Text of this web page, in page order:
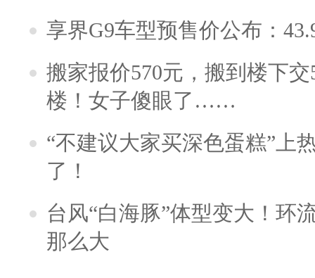
享界G9车型预售价公布：
搬家报价570元，搬到楼下
楼！女子傻眼了……
“不建议大家买深色蛋糕”上
了！
台风“白海豚”体型变大！环
那么大